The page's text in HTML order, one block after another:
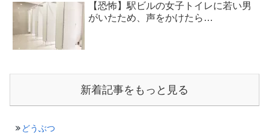
【恐怖】駅ビルの女子トイレに若い男
がいたため、声をかけたら…
新着記事をもっと見る
どうぶつ